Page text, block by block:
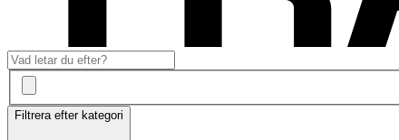
Filtrera efter kategori